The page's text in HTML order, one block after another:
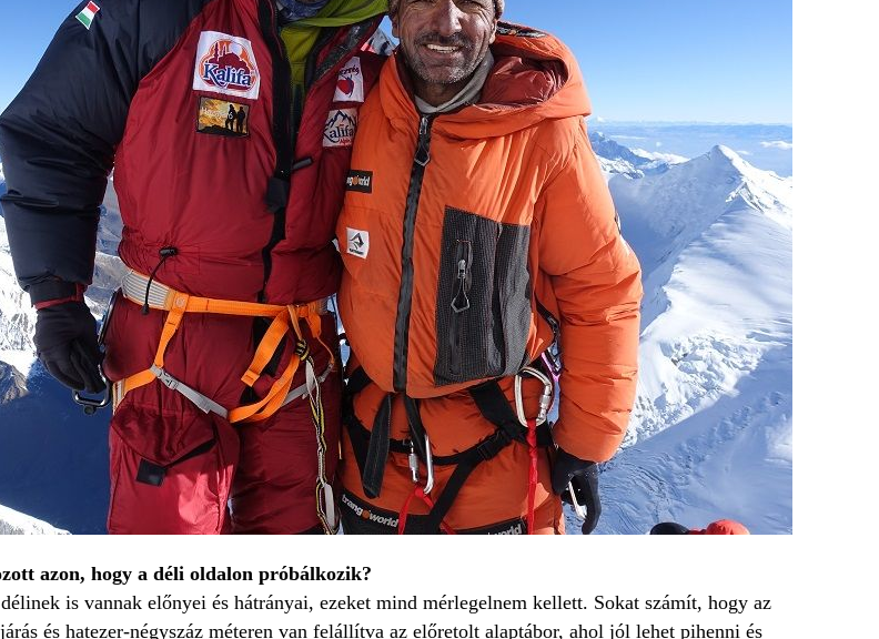
azon, hogy a déli oldalon próbálkozik?
is vannak előnyei és hátrányai, ezeket mind mérlegelnem kellett. Sokat számít, hogy az
és hatezer-négyszáz méteren van felállítva az előretolt alaptábor, ahol jól lehet pihenni és